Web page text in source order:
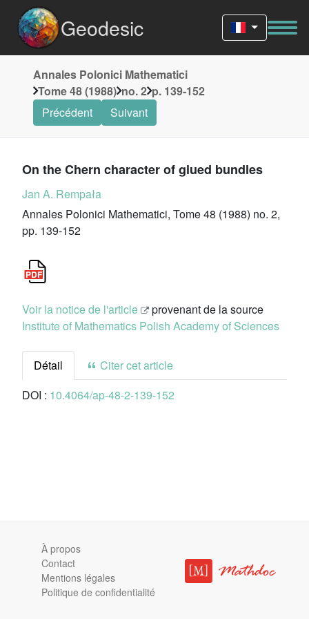
Geodesic
Annales Polonici Mathematici
Tome 48 (1988) no. 2 p. 139-152
Précédent
Suivant
On the Chern character of glued bundles
Jan A. Rempała
Annales Polonici Mathematici, Tome 48 (1988) no. 2,
pp. 139-152
Voir la notice de l'article
provenant de la source
Institute of Mathematics Polish Academy of Sciences
Détail
Citer cet article
DOI : 10.4064/ap-48-2-139-152
À propos
Contact
Mentions légales
Politique de confidentialité